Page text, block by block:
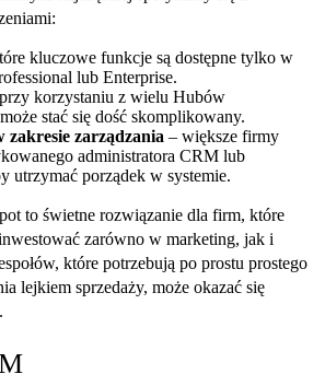
kluczowe funkcje są dostępne tylko w
lub Enterprise.
korzystaniu z wielu Hubów
stać się dość skomplikowany.
zakresie zarządzania – większe firmy
administratora CRM lub
utrzymać porządek w systemie.
to świetne rozwiązanie dla firm, które
zarówno w marketing, jak i
które potrzebują po prostu prostego
lejkiem sprzedaży, może okazać się